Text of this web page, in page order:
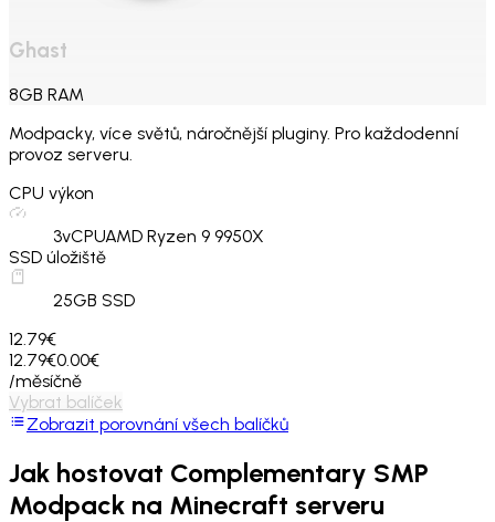
Ghast
8GB RAM
Modpacky, více světů, náročnější pluginy. Pro každodenní
provoz serveru.
CPU výkon
3vCPUAMD Ryzen 9 9950X
SSD úložiště
25GB SSD
12.79€
12.79€0.00€
/měsíčně
Vybrat balíček
Zobrazit porovnání všech balíčků
Jak hostovat Complementary SMP
Modpack na Minecraft serveru